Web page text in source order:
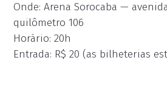
Onde: Arena Sorocaba —
quilômetro 106
Horário: 20h
Entrada: R$ 20 (as bilheterias